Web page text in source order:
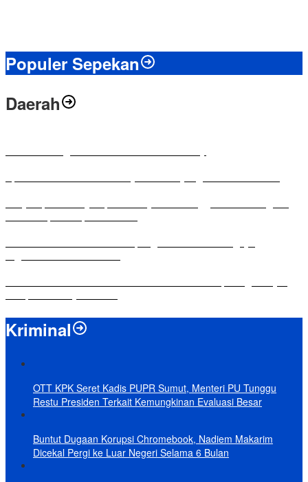
Populer Sepekan
Daerah
Kriminal
OTT KPK Seret Kadis PUPR Sumut, Menteri PU Tunggu
Restu Presiden Terkait Kemungkinan Evaluasi Besar
Buntut Dugaan Korupsi Chromebook, Nadiem Makarim
Dicekal Pergi ke Luar Negeri Selama 6 Bulan